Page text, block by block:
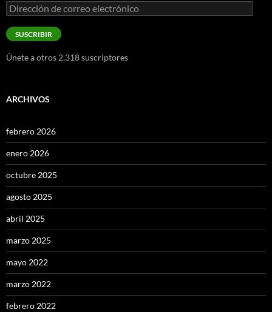
Dirección
de
correo
electrónico
SUSCRIBIR
Únete a otros 2.318 suscriptores
ARCHIVOS
febrero 2026
enero 2026
octubre 2025
agosto 2025
abril 2025
marzo 2025
mayo 2022
marzo 2022
febrero 2022